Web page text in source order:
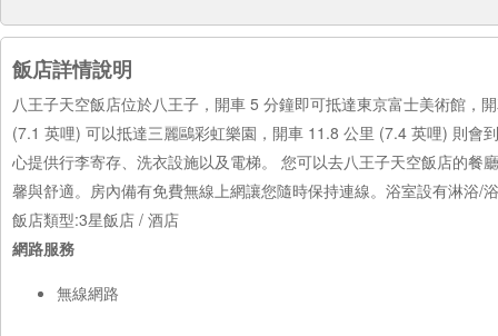
飯店詳情說明
八王子天空飯店位於八王子，開車 5 分鐘即可抵達東京富士美術館
(7.1 英哩) 可以抵達三麗鷗彩虹樂園，開車 11.8 公里 (7.4 英哩) 則會
心提供行李寄存、洗衣設施以及電梯。 您可以去八王子天空飯店的
馨與舒適。房內備有免費無線上網讓您隨時保持連線。浴室設有淋浴/
飯店類型:3星飯店 / 酒店
網路服務
無線網路